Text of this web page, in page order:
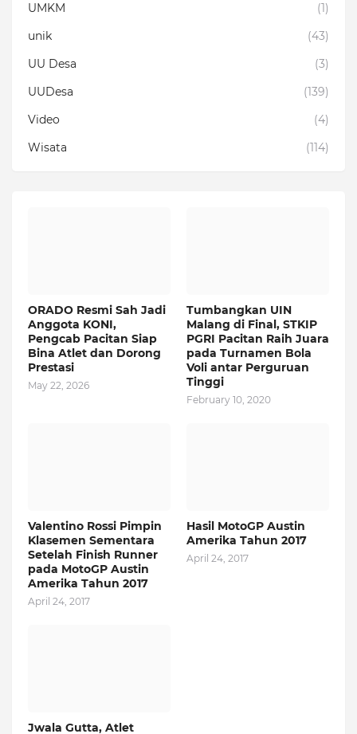
UMKM
(1)
unik
(43)
UU Desa
(3)
UUDesa
(139)
Video
(4)
Wisata
(114)
ORADO Resmi Sah Jadi
Anggota KONI,
Pengcab Pacitan Siap
Bina Atlet dan Dorong
Prestasi
May 22, 2026
Tumbangkan UIN
Malang di Final, STKIP
PGRI Pacitan Raih Juara
pada Turnamen Bola
Voli antar Perguruan
Tinggi
February 10, 2020
Valentino Rossi Pimpin
Klasemen Sementara
Setelah Finish Runner
pada MotoGP Austin
Amerika Tahun 2017
April 24, 2017
Hasil MotoGP Austin
Amerika Tahun 2017
April 24, 2017
Jwala Gutta, Atlet